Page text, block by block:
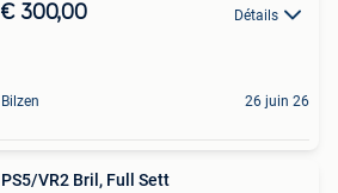
€ 300,00 Détails
Bilzen 26 juin 26
PS5/VR2 Bril, Full Sett